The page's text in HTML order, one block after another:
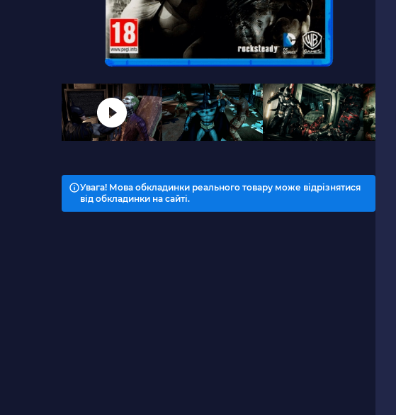
Увага! Мова обкладинки реального товару може відрізнятися
від обкладинки на сайті.